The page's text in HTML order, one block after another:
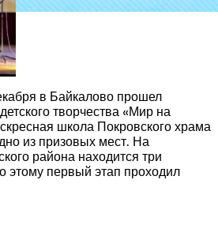
в Байкалово прошел
творчества «Мир на
школа Покровского храма
из призовых мест. На
района находится три
этому первый этап проходил